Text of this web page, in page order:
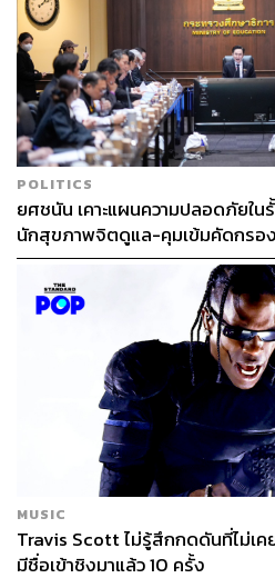
‘GREYHOUND x Thai Red
กำลังช่วยทั้งโลกและชีวิตคน
POLITICS
ยศชนัน เคาะแผนความปลอดภัยใน
นักสุขภาพจิตดูแล-คุมเข้มคัดกรอ
MUSIC
Travis Scott ไม่รู้สึกกดดันที่ไม่เค
มีชื่อเข้าชิงมาแล้ว 10 ครั้ง